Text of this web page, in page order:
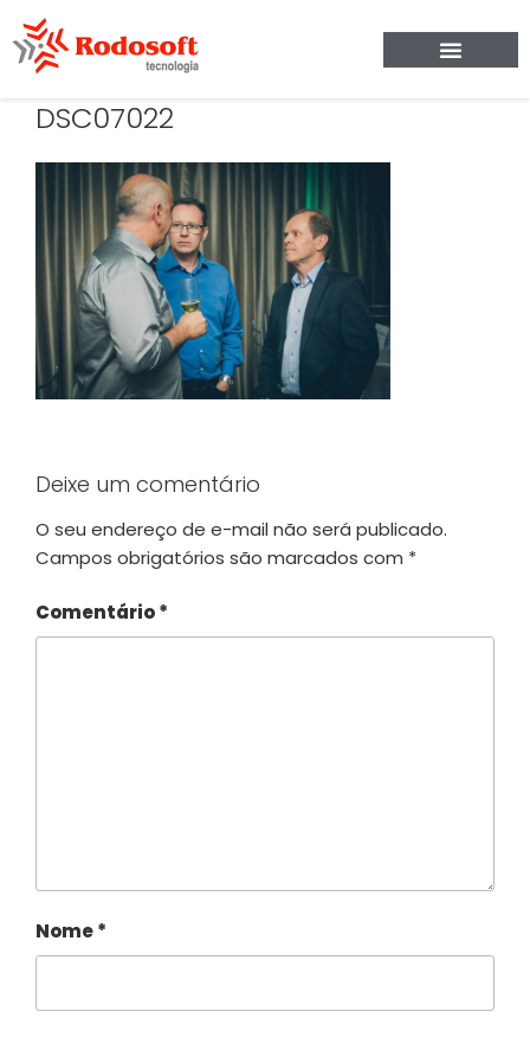
DSC07022
Deixe um comentário
O seu endereço de e-mail não será publicado.
Campos obrigatórios são marcados com *
Comentário*
Nome*